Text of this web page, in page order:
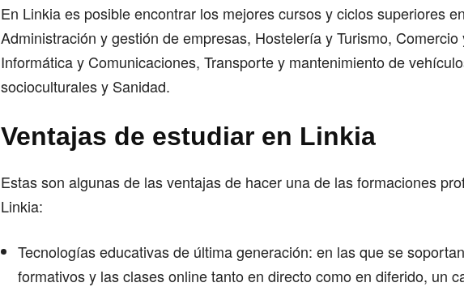
En Linkia es posible encontrar los mejores cursos y ciclos superiores
Administración y gestión de empresas, Hostelería y Turismo, Comercio
Informática y Comunicaciones, Transporte y mantenimiento de
socioculturales y Sanidad.
Ventajas de estudiar en Linkia
Estas son algunas de las ventajas de hacer una de las formaciones
Linkia:
Tecnologías educativas de última generación: en las que se
formativos y las clases online tanto en directo como en diferido, un